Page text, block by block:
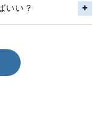
いい？